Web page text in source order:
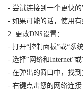
- 尝试连接到一个更快的
- 如果可能的话，使用有
2. 更改DNS设置：
- 打开“控制面板”或“系统
- 选择“网络和Internet”或
- 在弹出的窗口中，找到
- 右键点击您的网络连接